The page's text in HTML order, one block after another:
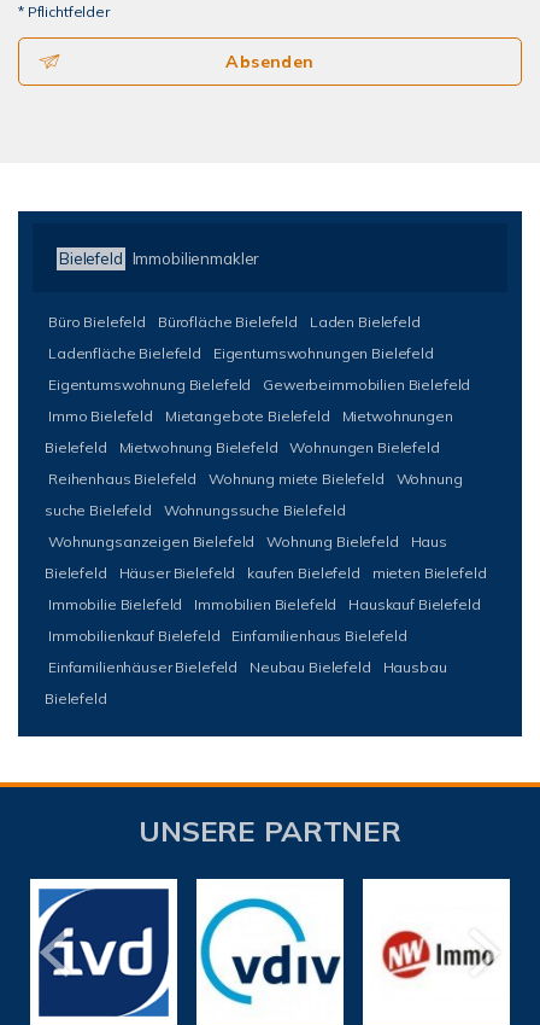
* Pflichtfelder
Absenden
Bielefeld Immobilienmakler
Büro Bielefeld Bürofläche Bielefeld
Laden Bielefeld
Ladenfläche Bielefeld
Eigentumswohnungen Bielefeld
Eigentumswohnung Bielefeld
Gewerbeimmobilien Bielefeld
Immo Bielefeld
Mietangebote Bielefeld
Mietwohnungen
Bielefeld
Mietwohnung Bielefeld
Wohnungen Bielefeld
Reihenhaus Bielefeld
Wohnung miete Bielefeld
Wohnung
suche Bielefeld
Wohnungssuche Bielefeld
Wohnungsanzeigen Bielefeld
Wohnung Bielefeld
Haus
Bielefeld
Häuser Bielefeld kaufen Bielefeld
mieten Bielefeld
Immobilie Bielefeld
Immobilien Bielefeld
Hauskauf Bielefeld
Immobilienkauf Bielefeld
Einfamilienhaus Bielefeld
Einfamilienhäuser Bielefeld
Neubau Bielefeld
Hausbau
Bielefeld
UNSERE PARTNER